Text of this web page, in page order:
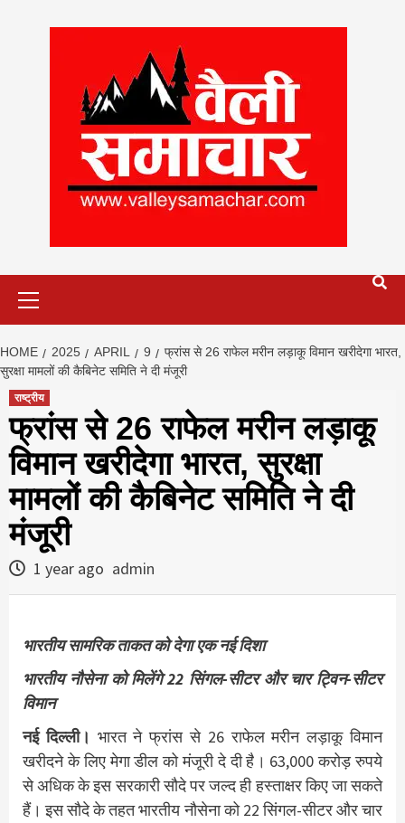
HOME 2025 APRIL 9
फ्रांस से 26 राफेल मरीन लड़ाकू विमान खरीदेगा भारत,
सुरक्षा मामलों की कैबिनेट समिति ने दी मंजूरी
राष्ट्रीय
फ्रांस से 26 राफेल मरीन लड़ाकू
विमान खरीदेगा भारत, सुरक्षा
मामलों की कैबिनेट समिति ने दी
मंजूरी
1 year ago admin
भारतीय सामरिक ताकत को देगा एक नई दिशा
भारतीय नौसेना को मिलेंगे 22 सिंगल-सीटर और चार ट्विन-सीटर
विमान
नई दिल्ली। भारत ने फ्रांस से 26 राफेल मरीन लड़ाकू विमान
खरीदने के लिए मेगा डील को मंजूरी दे दी है। 63,000 करोड़ रुपये
से अधिक के इस सरकारी सौदे पर जल्द ही हस्ताक्षर किए जा सकते
हैं। इस सौदे के तहत भारतीय नौसेना को 22 सिंगल-सीटर और चार